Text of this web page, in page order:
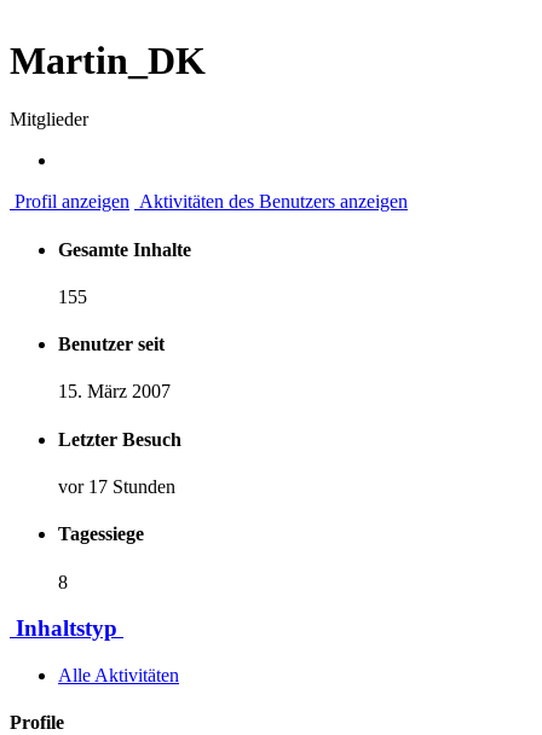
Martin_DK
Mitglieder
Profil anzeigen Aktivitäten des Benutzers anzeigen
Gesamte Inhalte
155
Benutzer seit
15. März 2007
Letzter Besuch
vor 17 Stunden
Tagessiege
8
Inhaltstyp
Alle Aktivitäten
Profile